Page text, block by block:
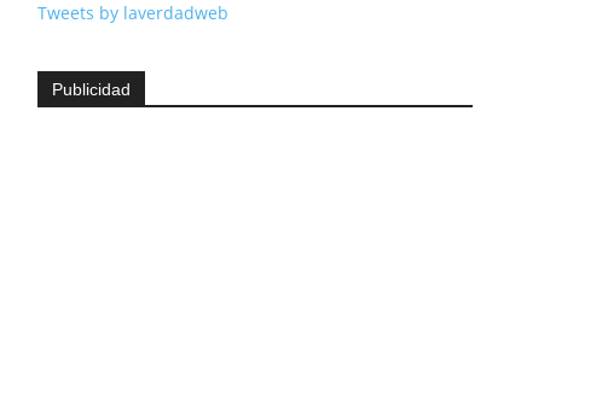
Tweets by laverdadweb
Publicidad